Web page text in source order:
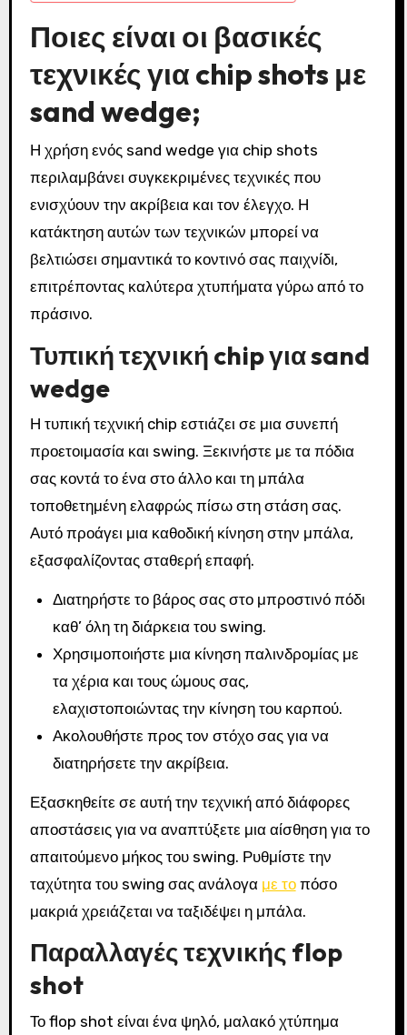
Ποιες είναι οι βασικές
τεχνικές για chip shots με
sand wedge;
Η χρήση ενός sand wedge για chip shots
περιλαμβάνει συγκεκριμένες τεχνικές που
ενισχύουν την ακρίβεια και τον έλεγχο. Η
κατάκτηση αυτών των τεχνικών μπορεί να
βελτιώσει σημαντικά το κοντινό σας παιχνίδι,
επιτρέποντας καλύτερα χτυπήματα γύρω από το
πράσινο.
Τυπική τεχνική chip για sand
wedge
Η τυπική τεχνική chip εστιάζει σε μια συνεπή
προετοιμασία και swing. Ξεκινήστε με τα πόδια
σας κοντά το ένα στο άλλο και τη μπάλα
τοποθετημένη ελαφρώς πίσω στη στάση σας.
Αυτό προάγει μια καθοδική κίνηση στην μπάλα,
εξασφαλίζοντας σταθερή επαφή.
Διατηρήστε το βάρος σας στο μπροστινό πόδι
καθ’ όλη τη διάρκεια του swing.
Χρησιμοποιήστε μια κίνηση παλινδρομίας με
τα χέρια και τους ώμους σας,
ελαχιστοποιώντας την κίνηση του καρπού.
Ακολουθήστε προς τον στόχο σας για να
διατηρήσετε την ακρίβεια.
Εξασκηθείτε σε αυτή την τεχνική από διάφορες
αποστάσεις για να αναπτύξετε μια αίσθηση για το
απαιτούμενο μήκος του swing. Ρυθμίστε την
ταχύτητα του swing σας ανάλογα με τοπόσο
μακριά χρειάζεται να ταξιδέψει η μπάλα.
Παραλλαγές τεχνικής flop
shot
Το flop shot είναι ένα ψηλό, μαλακό χτύπημα